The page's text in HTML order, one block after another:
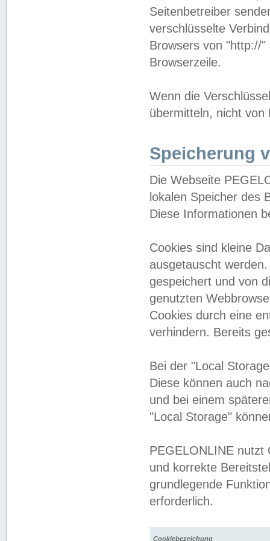
Seitenbetreiber
verschlüsselte
Browsers von "http://
Browserzeile.
Wenn die
übermitteln, nicht von
Speicherung
Die Webseite
lokalen Speicher des
Diese Informationen
Cookies sind kleine
ausgetauscht
gespeichert und von
genutzten
Cookies durch eine
verhindern. Bereits
Bei der "Local
Diese können auch
und bei einem
"Local Storage"
PEGELONLINE nutzt
und korrekte
grundlegende
erforderlich.
Cookiebezeichung